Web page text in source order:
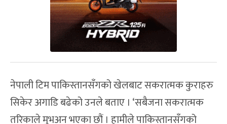
नेपाली टिम पाकिस्तानसँगको खेलबाट सकरात्मक कुराहरु
सिकेर अगाडि बढेको उनले बताए । ‘सबैजना सकरात्मक
तरिकाले मुभअन भएका छौं । हामीले पाकिस्तानसँगको